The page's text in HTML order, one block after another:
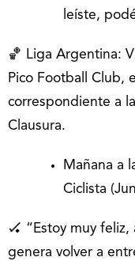
leíste,
🏀 Liga Argentina:
Pico Football Club,
correspondiente a
Clausura.
Mañana a
Ciclista
🏑 “Estoy muy
genera volver a